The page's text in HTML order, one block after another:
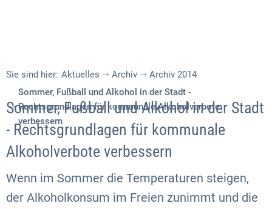
Sie sind hier: Aktuelles Archiv
Archiv 2014
Sommer, Fußball und Alkohol in der Stadt -
Rechtsgrundlagen für kommunale Alkoholverbote
verbessern
Sommer, Fußball und Alkohol in der Stadt
- Rechtsgrundlagen für kommunale
Alkoholverbote verbessern
Wenn im Sommer die Temperaturen steigen,
der Alkoholkonsum im Freien zunimmt und die